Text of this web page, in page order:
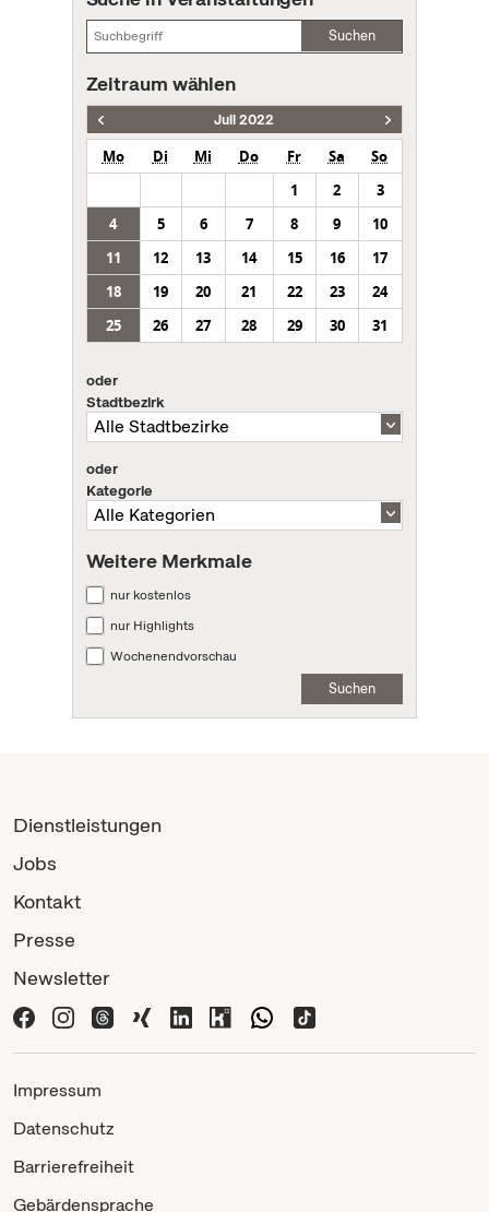
Suchen
Zeitraum wählen
Juli 2022
Mo Di Mi Do Fr Sa
So
1
2
3
4
5 6 7 8 9
10
11
12 13 14 15 16
17
18
19 20 21 22 23
24
25
26 27 28 29 30 31
oder
Stadtbezirk
oder
Kategorie
Weitere Merkmale
nur kostenlos
nur Highlights
Wochenendvorschau
Suchen
Dienstleistungen
Jobs
Kontakt
Presse
Newsletter
Impressum
Datenschutz
Barrierefreiheit
Gebärdensprache